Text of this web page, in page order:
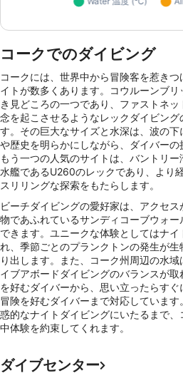
コークでのダイビング
コークには、世界中から冒険客を惹き
イトが数多くあります。コウルーンブ
き見どころの一つであり、ファストネ
念を起こさせるようなレックダイビング
す。その巨大なサイズと水深は、波の
や歴史を明らかにしながら、ダイバーの
もう一つの人気のサイトは、バントリ
水艦であるU260のレックであり、より
スリリングな探索をもたらします。
ビーチダイビングの愛好家は、アクセ
物であふれているサンディコーブウォ
できます。ユニークな体験としてはナイ
れ、季節ごとのプランクトンの発生が
り出します。また、コーク州周辺の水
イブアボードダイビングのバランスが
を好むダイバーから、思い立ったらす
冒険を好むダイバーまで対応していま
惑的なナイトダイビングにいたるまで
中体験を約束してくれます。
ダイブセンター